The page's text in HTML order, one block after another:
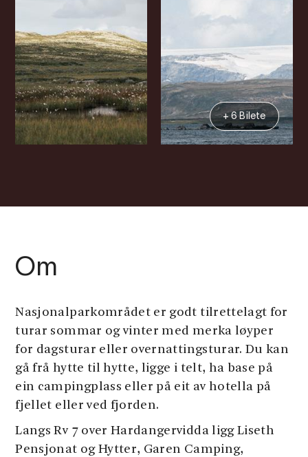
+ 6 Bilete
Om
Nasjonalparkområdet er godt tilrettelagt for
turar sommar og vinter med merka løyper
for dagsturar eller overnattingsturar. Du kan
gå frå hytte til hytte, ligge i telt, ha base på
ein campingplass eller på eit av hotella på
fjellet eller ved fjorden.
Langs Rv 7 over Hardangervidda ligg Liseth
Pensjonat og Hytter, Garen Camping,